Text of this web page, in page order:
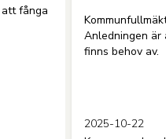
fånga
Anledningen är
finns behov av.
2025-10-22